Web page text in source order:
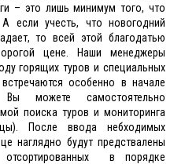
– это лишь минимум того, что
если учесть, что новогодний
то всей этой благодатью
цене. Наши менеджеры
горящих туров и специальных
особенно в начале
можете самостоятельно
поиска туров и мониторинга
После ввода небходимых
наглядно будут предствалены
отсортированных в порядке